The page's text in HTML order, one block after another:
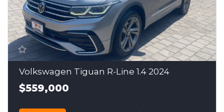
Volkswagen Tiguan R-Line 1.4 2024
$559,000